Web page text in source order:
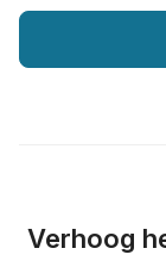
Verhoog